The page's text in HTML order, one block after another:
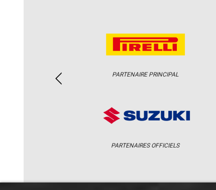
PARTENAIRE PRINCIPAL
PARTENAIRES OFFICIELS